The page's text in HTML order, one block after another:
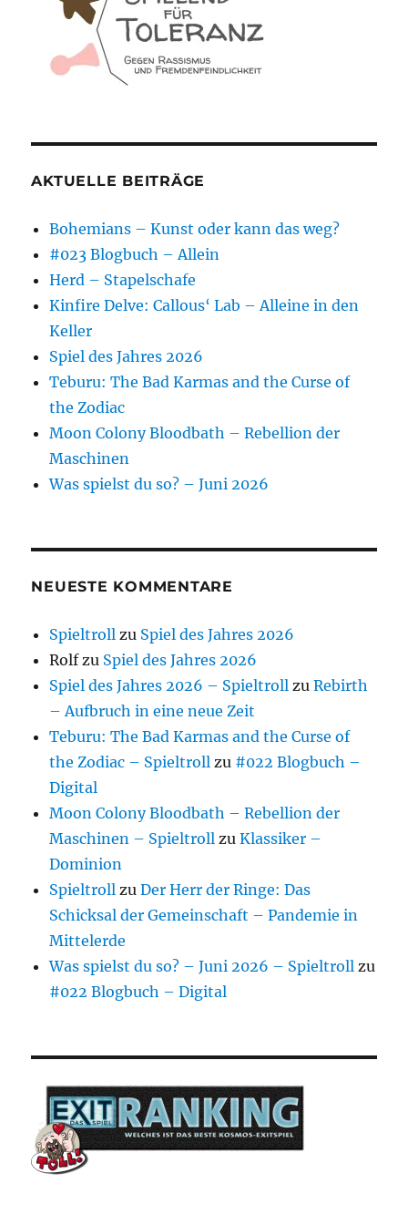
AKTUELLE BEITRÄGE
Bohemians – Kunst oder kann das weg?
#023 Blogbuch – Allein
Herd – Stapelschafe
Kinfire Delve: Callous‘ Lab – Alleine in den
Keller
Spiel des Jahres 2026
Teburu: The Bad Karmas and the Curse of
the Zodiac
Moon Colony Bloodbath – Rebellion der
Maschinen
Was spielst du so? – Juni 2026
NEUESTE KOMMENTARE
Spieltroll zu Spiel des Jahres 2026
Rolfzu Spiel des Jahres 2026
Spiel des Jahres 2026 – Spieltroll zuRebirth
– Aufbruch in eine neue Zeit
Teburu: The Bad Karmas and the Curse of
the Zodiac – Spieltroll zu #022 Blogbuch –
Digital
Moon Colony Bloodbath – Rebellion der
Maschinen – Spieltroll zuKlassiker –
Dominion
Spieltroll zuDer Herr der Ringe: Das
Schicksal der Gemeinschaft – Pandemie in
Mittelerde
Was spielst du so? – Juni 2026 – Spieltroll zu
#022 Blogbuch – Digital